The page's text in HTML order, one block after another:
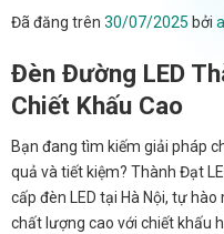
Đã đăng trên 30/07/2025 bởi
Đèn Đường LED
Chiết Khấu Cao
Bạn đang tìm kiếm giải pháp
quả và tiết kiệm? Thành Đạt
cấp đèn LED tại Hà Nội, tự
chất lượng cao với chiết khấu